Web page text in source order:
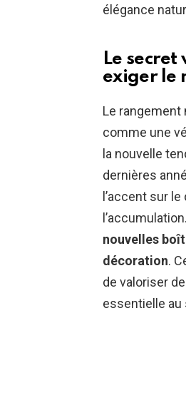
élégance
Le
exiger le
Le rangement
comme une
la nouvelle
dernières
l’accent sur
l’accumulation.
nouvelles
décoration.
de valoriser
essentielle au